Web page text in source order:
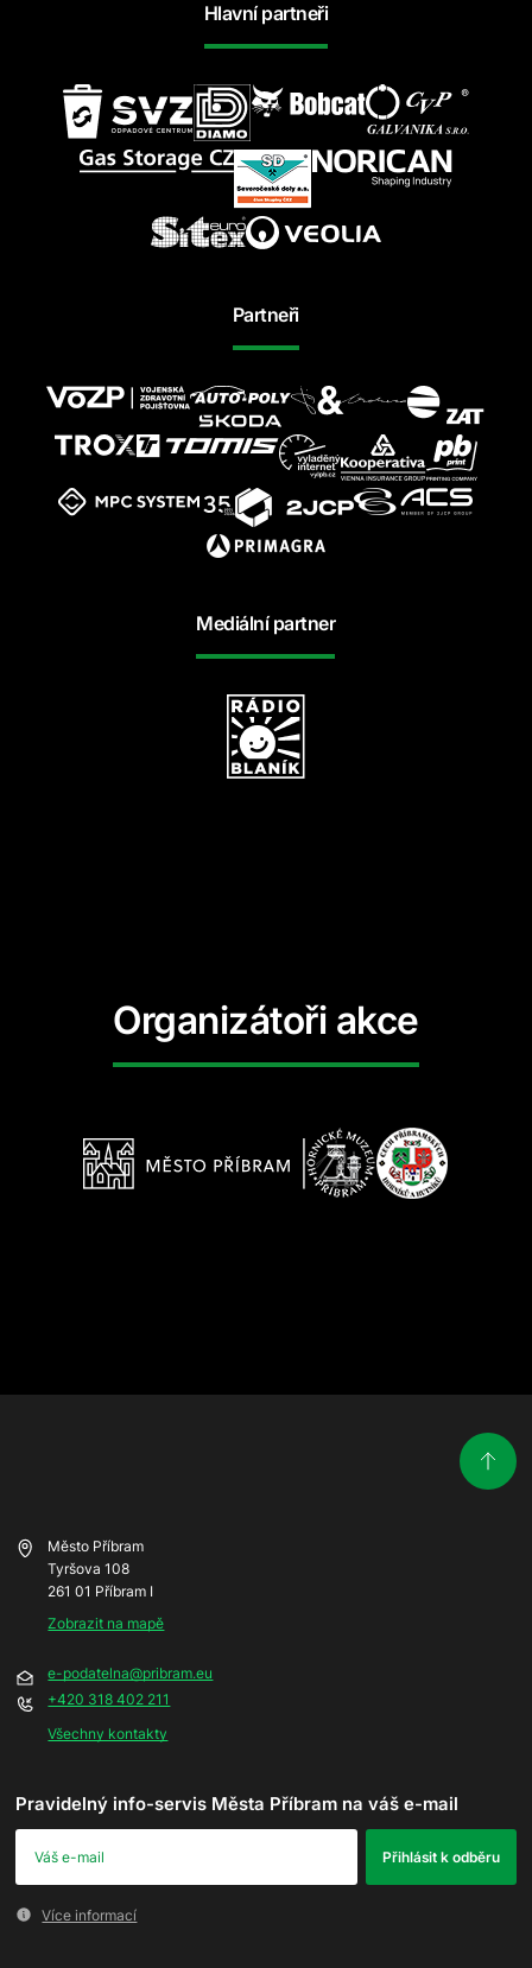
Hlavní partneři
Partneři
Mediální partner
Organizátoři akce
Město Příbram
Tyršova 108
261 01 Příbram I
Zobrazit na mapě
e-podatelna@pribram.eu
+420 318 402 211
Všechny kontakty
Pravidelný info-servis Města Příbram na váš e-mail
Více informací